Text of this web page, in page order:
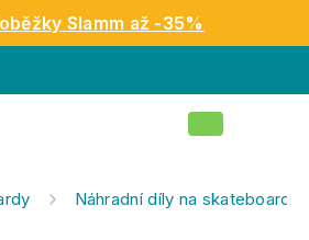
Slamm až -35%
Nákupní
Náhradní díly na skateboardy